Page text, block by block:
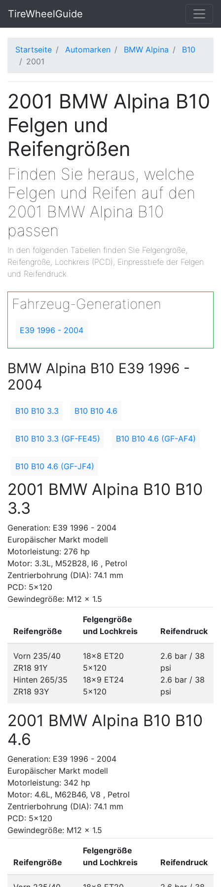
TireWheelGuide
Startseite Automarken BMW Alpina
B10
2001
2001 BMW Alpina B10
Felgen und
Reifengrößen
Finden Sie heraus, welche
Felgen und Reifen auf den
2001 BMW Alpina B10
passen
In den folgenden Tabellen finden Sie Felgengröße,
Reifengröße, Lochkreis (PCD), Einpresstiefe der Felgen
und Reifendruck.
Fahrzeug-Generationen
E39 1996 - 2004
BMW Alpina B10 E39 1996 -
2004
B10 B10 3.3 B10 B10 4.6
B10 B10 3.3 (GF-FE45) B10 B10 4.6 (GF-AF4)
B10 B10 4.6 (GF-JF4)
2001 BMW Alpina B10 B10
3.3
Generation: E39 1996 - 2004
Europäischer Markt modell
Motorleistung: 276 hp
Motor: 3.3L, M52B28, I6 , Petrol
Zentrierbohrung (DIA): 74.1 mm
PCD: 5x120
Gewindegröße: M12 x 1.5
Reifengröße
Felgengröße
und Lochkreis
Reifendruck
Vorn 235/40
ZR18 91Y
Hinten 265/35
ZR18 93Y
18x8 ET20
5x120
18x9 ET24
5x120
2.6 bar / 38
psi
2.6 bar / 38
psi
2001 BMW Alpina B10 B10
4.6
Generation: E39 1996 - 2004
Europäischer Markt modell
Motorleistung: 342 hp
Motor: 4.6L, M62B46, V8 , Petrol
Zentrierbohrung (DIA): 74.1 mm
PCD: 5x120
Gewindegröße: M12 x 1.5
Reifengröße
Felgengröße
und Lochkreis
Reifendruck